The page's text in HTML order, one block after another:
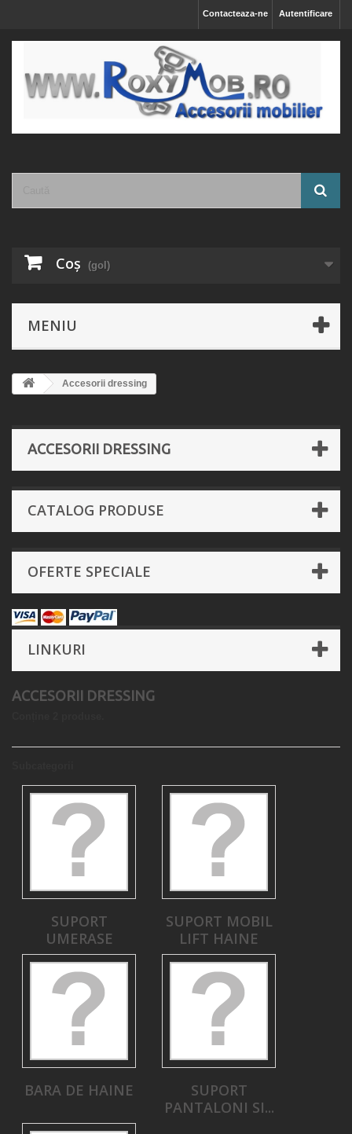
Autentificare
Contacteaza-ne
Coş (gol)
MENIU
Accesorii dressing
ACCESORII DRESSING
CATALOG PRODUSE
OFERTE SPECIALE
LINKURI
ACCESORII DRESSING
SUPORT
UMERASE
SUPORT MOBIL
LIFT HAINE
BARA DE HAINE
SUPORT
PANTALONI SI...